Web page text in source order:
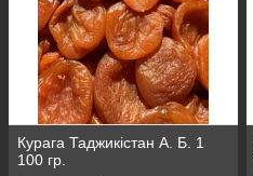
Курага Таджикістан А. Б. 1
100 гр.